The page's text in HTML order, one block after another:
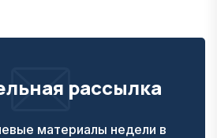
рассылка
материалы недели в